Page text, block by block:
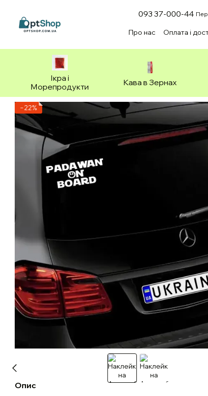
093 37-000-44
Про нас Оплата і
Ікра і
Морепродукти
Кава в Зернах
−22%
Опис